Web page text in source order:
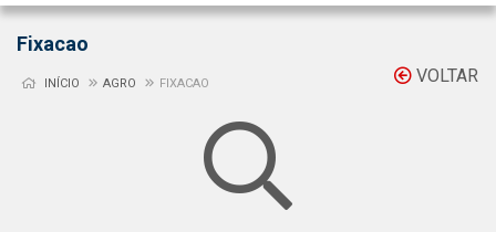
Fixacao
VOLTAR
INÍCIO AGRO FIXACAO